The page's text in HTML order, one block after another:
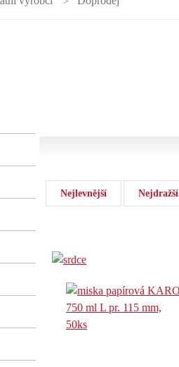
Nejlevnější Nejdražší